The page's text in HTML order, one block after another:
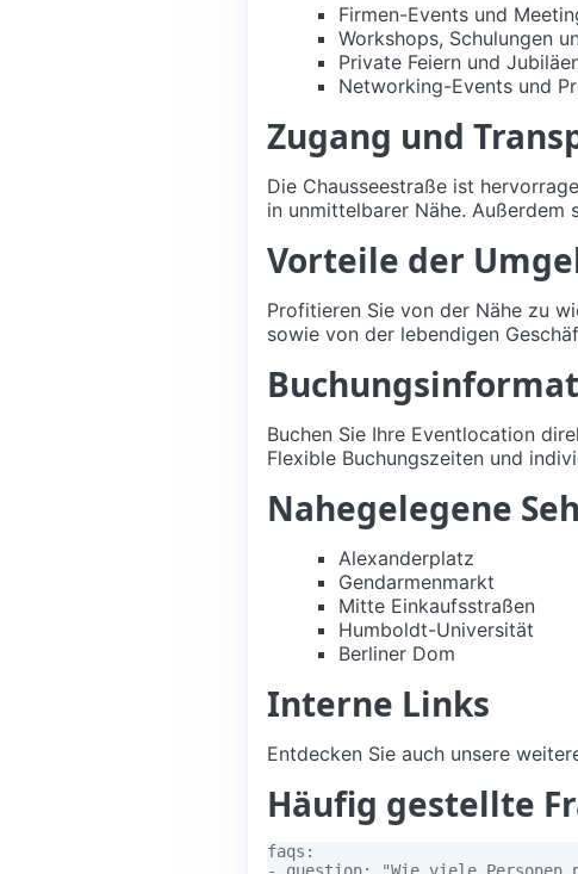
Firmen-Events und
Workshops, Schulungen
Private Feiern und
Networking-Events und
Zugang und
Die Chausseestraße ist
in unmittelbarer Nähe. Außerdem
Vorteile der
Profitieren Sie von der Nähe zu
sowie von der lebendigen
Buchen Sie Ihre Eventlocation
Flexible Buchungszeiten und
Nahegelegene
Alexanderplatz
Gendarmenmarkt
Mitte Einkaufsstraßen
Humboldt-Universität
Berliner Dom
Interne Links
Entdecken Sie auch unsere
Häufig gestellte
faqs:
- question: "Wie viele Personen